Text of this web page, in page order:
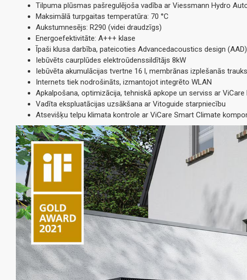
Tilpuma plūsmas pašregulējoša vadība ar Viessmann Hydro
Maksimālā turpgaitas temperatūra: 70 °C
Aukstumnesējs: R290 (videi draudzīgs)
Energoefektivitāte: A+++ klase
Īpaši klusa darbība, pateicoties Advancedacoustics design (AAD)
Iebūvēts caurplūdes elektroūdenssildītājs 8kW
Iebūvēta akumulācijas tvertne 16 l, membrānas izplešanās
Internets tiek nodrošināts, izmantojot integrēto WLAN
Apkalpošana, optimizācija, tehniskā apkope un serviss ar
Vadīta ekspluatācijas uzsākšana ar Vitoguide starpniecību
Atsevišķu telpu klimata kontrole ar ViCare Smart Climate